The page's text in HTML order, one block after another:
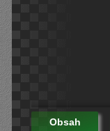
Obsah